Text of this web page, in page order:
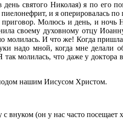
день святого Николая) я по его
и я оперировалась
приговор. Молюсь и день, и
своему духовному отцу
молилась. И что же! Когда
надо мной, когда мне делали
так молилась, что даже у
нашим Иисусом Христом.
внуком (он у нас часто